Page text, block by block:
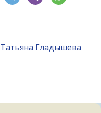
Татьяна Гладышева